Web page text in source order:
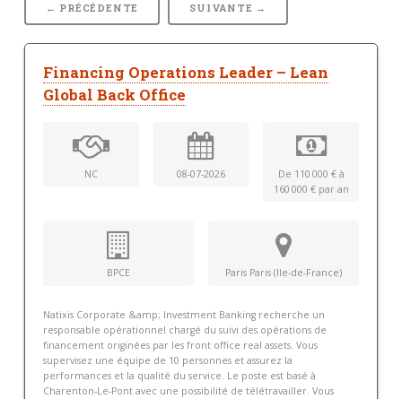
← PRÉCÉDENTE SUIVANTE →
Financing Operations Leader – Lean
Global Back Office
NC 08-07-2026
De 110 000 € à
160 000 € par an
BPCE Paris Paris (Ile-de-France)
Natixis Corporate &amp; Investment Banking recherche un
responsable opérationnel chargé du suivi des opérations de
financement originées par les front office real assets. Vous
supervisez une équipe de 10 personnes et assurez la
performances et la qualité du service. Le poste est basé à
Charenton-Le-Pont avec une possibilité de télétravailler. Vous